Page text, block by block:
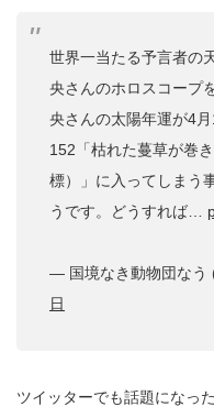
世界一当たる予言者の
央さんのホロスコープ
央さんの太陽年運が4
152「枯れた蔓草が巻
標）」に入ってしまう
うです。どうすれば…
— 国境なき動物団なう
日
ツイッターでも話題になっ